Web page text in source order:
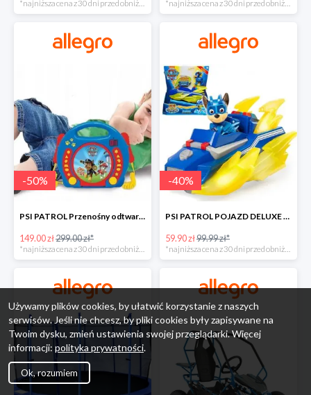
-50%
PSI PATROL Przenośny odtwarzacz CD Karaoke PAW -50%
149.00 zł299.00 zł*
*najniższa cena z 30 dni przed obniżką
-40%
PSI PATROL POJAZD DELUXE FIGURKA CHASE MIGHTY PUPS -40%
59.90 zł99.99 zł*
*najniższa cena z 30 dni przed obniżką
Używamy plików cookies, by ułatwić korzystanie z naszych
serwisów. Jeśli nie chcesz, by pliki cookies były zapisywane na
Twoim dysku, zmień ustawienia swojej przeglądarki. Więcej
informacji: polityka prywatności.
Ok, rozumiem